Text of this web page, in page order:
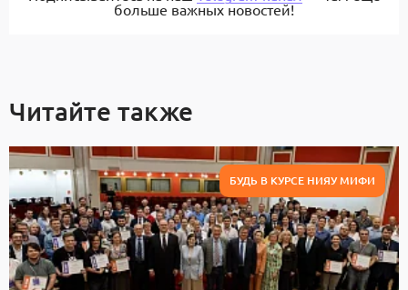
больше важных новостей!
Читайте также
БУДЬ В КУРСЕ НИЯУ МИФИ